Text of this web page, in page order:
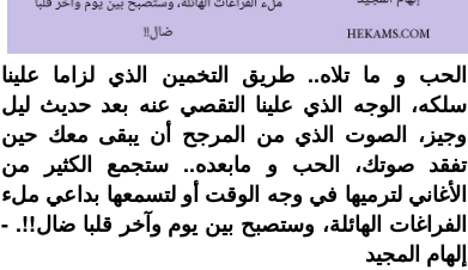
الحب و ما تلاه.. طريق التخمين الذي لزاما علينا
سلكه، الوجه الذي علينا التقصي عنه بعد حديث ليل
وجيز، الصوت الذي من المرجح أن يبقى معك حين
تفقد صوتك، الحب و مابعده.. ستجمع الكثير من
الأغاني لترميها في وجه الوقت أو لتسمعها بداعي ملء
الفراغات الهائلة، وستصبح بين يوم وآخر قلبا ضال!!. -
إلهام المجيد